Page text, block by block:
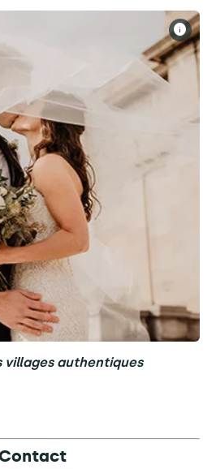
villages authentiques